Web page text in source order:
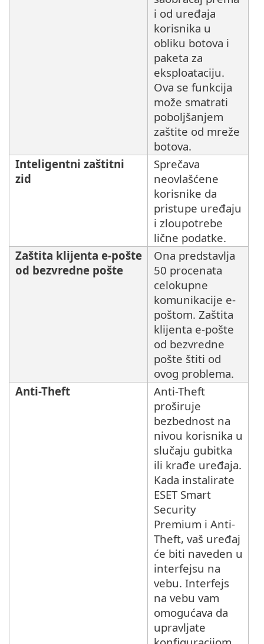
i od uređaja
korisnika u
obliku botova i
paketa za
eksploataciju.
Ova se funkcija
može smatrati
poboljšanjem
zaštite od mreže
botova.
Inteligentni zaštitni
zid
Sprečava
neovlašćene
korisnike da
pristupe uređaju
i zloupotrebe
lične podatke.
Zaštita klijenta e-pošte
od bezvredne pošte
Ona predstavlja
50 procenata
celokupne
komunikacije e-
poštom. Zaštita
klijenta e-pošte
od bezvredne
pošte štiti od
ovog problema.
Anti-Theft
Anti-Theft
proširuje
bezbednost na
nivou korisnika u
slučaju gubitka
ili krađe uređaja.
Kada instalirate
ESET Smart
Security
Premium i Anti-
Theft, vaš uređaj
će biti naveden u
interfejsu na
vebu. Interfejs
na vebu vam
omogućava da
upravljate